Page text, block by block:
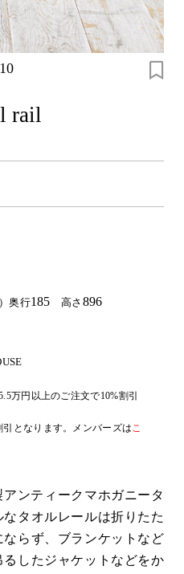
10
rail
奥行185 高さ 896
万円以上のご注文で10%割引
となります。メンバーズはこ
ンティークマホガニータ
タオルレールは折りたた
らず、ブランケットなど
したジャケットなどをか